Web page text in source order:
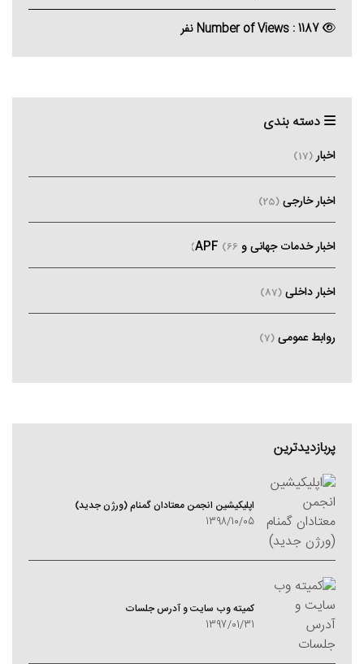
دسته بندی
اخبار(17)
اخبار خارجی (25)
اخبار خدمات جهانی و APF (66)
اخبار داخلی (87)
روابط عمومی (7)
پربازدیدترین
اپلیکیشین انجمن معتادان گمنام (ورژن جدید)
1398/10/05
کمیته وب سایت و آدرس جلسات
1397/01/31